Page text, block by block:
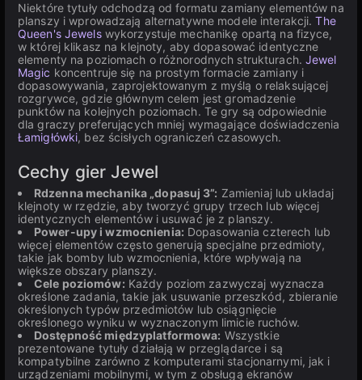
Niektóre tytuły odchodzą od formatu zamiany elementów na
planszy i wprowadzają alternatywne modele interakcji.The
Queen's Jewelswykorzystuje mechanikę opartą na fizyce,
w której klikasz na klejnoty, aby dopasować identyczne
elementy na poziomach o różnorodnych strukturach. Jewel
Magic koncentruje się na prostym formacie zamiany i
dopasowywania, zaprojektowanym z myślą o relaksującej
rozgrywce, gdzie głównym celem jest gromadzenie
punktów na kolejnych poziomach. Te gry są odpowiednie
dla graczy preferujących mniej wymagające doświadczenia
Łamigłówki, bez ścisłych ograniczeń czasowych.
Cechy gier Jewel
Rdzenna mechanika „dopasuj 3”: Zamieniaj lub układaj
klejnoty w rzędzie, aby tworzyć grupy trzech lub więcej
identycznych elementów i usuwać je z planszy.
Power-upy i wzmocnienia: Dopasowania czterech lub
więcej elementów często generują specjalne przedmioty,
takie jak bomby lub wzmocnienia, które wpływają na
większe obszary planszy.
Cele poziomów: Każdy poziom zazwyczaj wyznacza
określone zadania, takie jak usuwanie przeszkód, zbieranie
określonych typów przedmiotów lub osiągnięcie
określonego wyniku w wyznaczonym limicie ruchów.
Dostępność międzyplatformowa: Wszystkie
prezentowane tytuły działają w przeglądarce i są
kompatybilne zarówno z komputerami stacjonarnymi, jak i
urządzeniami mobilnymi, w tym z obsługą ekranów